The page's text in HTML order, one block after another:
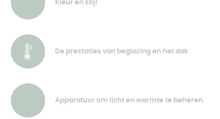
Kleur en stijl
De prestaties van beglazing en het dak
Apparatuur om licht en warmte te beheren